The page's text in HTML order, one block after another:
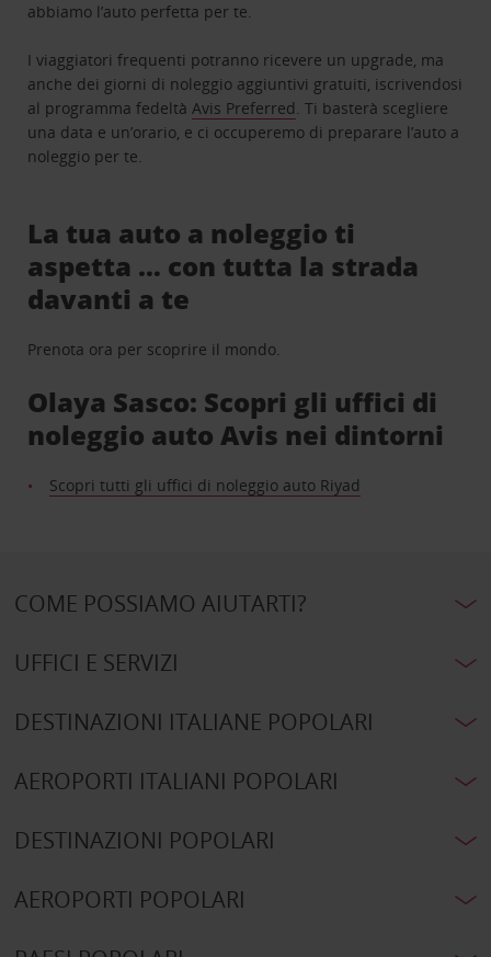
abbiamo l’auto perfetta per te.
I viaggiatori frequenti potranno ricevere un upgrade, ma
anche dei giorni di noleggio aggiuntivi gratuiti, iscrivendosi
al programma fedeltàAvis Preferred. Ti basterà scegliere
una data e un’orario, e ci occuperemo di preparare l’auto a
noleggio per te.
La tua auto a noleggio ti
aspetta … con tutta la strada
davanti a te
Prenota ora per scoprire il mondo.
Olaya Sasco: Scopri gli uffici di
noleggio auto Avis nei dintorni
Scopri tutti gli uffici di noleggio auto Riyad
COME POSSIAMO AIUTARTI?
UFFICI E SERVIZI
DESTINAZIONI ITALIANE POPOLARI
AEROPORTI ITALIANI POPOLARI
DESTINAZIONI POPOLARI
AEROPORTI POPOLARI